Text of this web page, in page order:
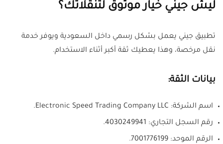
ليش جيني خيار موثوق لتنقلاتك؟
تطبيق جيني يعمل بشكل رسمي داخل السعودية ويوفر خدمة
نقل مرخصة، وهذا يعطيك ثقة أكبر أثناء الاستخدام.
بيانات الثقة:
اسم الشركة: Electronic Speed Trading Company LLC.
رقم السجل التجاري: 4030249941.
الرقم الموحد: 7001776199.